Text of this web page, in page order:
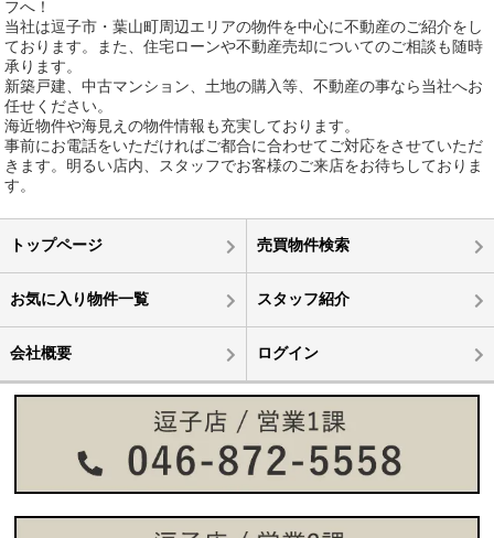
フへ！
当社は逗子市・葉山町周辺エリアの物件を中心に不動産のご紹介をし
ております。また、住宅ローンや不動産売却についてのご相談も随時
承ります。
新築戸建、中古マンション、土地の購入等、不動産の事なら当社へお
任せください。
海近物件や海見えの物件情報も充実しております。
事前にお電話をいただければご都合に合わせてご対応をさせていただ
きます。明るい店内、スタッフでお客様のご来店をお待ちしておりま
す。
トップページ 売買物件検索
お気に入り物件一覧 スタッフ紹介
会社概要 ログイン